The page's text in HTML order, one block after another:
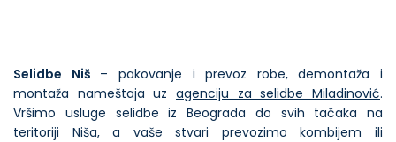
Selidbe Niš – pakovanje i prevoz robe, demontaža i
montaža nameštaja uz agenciju za selidbe Miladinović.
Vršimo usluge selidbe iz Beograda do svih tačaka na
teritoriji Niša, a vaše stvari prevozimo kombijem ili
SELIDBE PANČEVO
SELIDBE NOVI SAD